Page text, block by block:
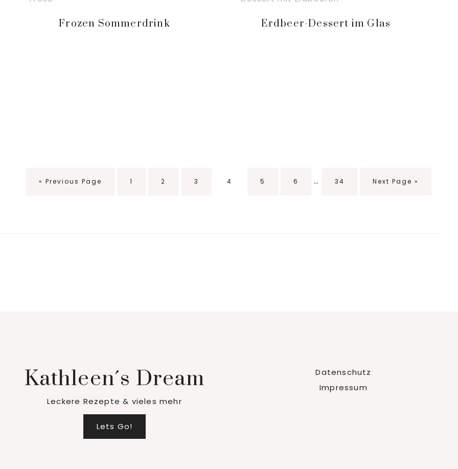
Frozen Sommerdrink Erdbeer-Dessert im Glas
« Go
Previous Page Seite
1 Seite
2 Seite
3 Seite
4 Seite
5 Seite
6 … Seite
34
Go
Next Page »
Kathleen´s Dream
Leckere Rezepte & vieles mehr
Lets Go!
Datenschutz
Impressum